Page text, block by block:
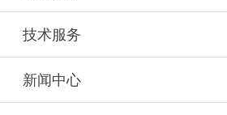
技术服务
新闻中心